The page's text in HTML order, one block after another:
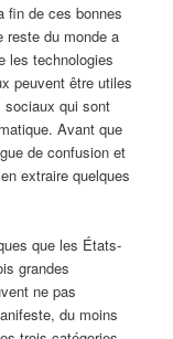
fin de ces bonnes
reste du monde a
les technologies
peuvent être utiles
sociaux qui sont
Avant que
de confusion et
extraire quelques
que les États-
grandes
ne pas
du moins